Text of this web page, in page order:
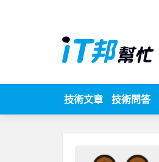
技術文章 技術問答